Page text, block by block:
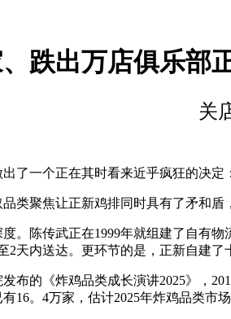
跌出万店俱乐部
关
一个正在其时看来近乎疯狂的决定
聚焦让正新鸡排同时具有了矛和盾
陈传武正在1999年就组建了自有物
2天内送达。更环节的是，正新自建
的《炸鸡品类成长演讲2025》，
16。4万家，估计2025年炸鸡品类市